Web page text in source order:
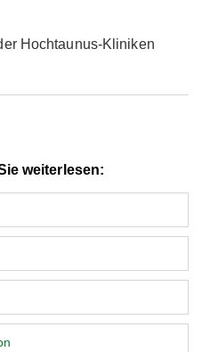
Hochtaunus-Kliniken
weiterlesen: